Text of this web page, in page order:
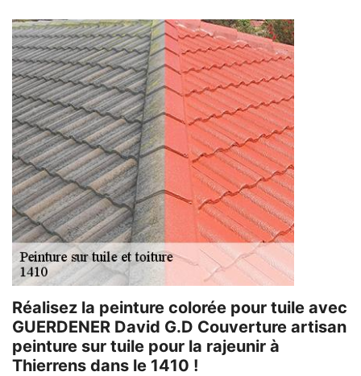
Réalisez la peinture colorée pour tuile avec
GUERDENER David G.D Couverture artisan
peinture sur tuile pour la rajeunir à
Thierrens dans le 1410 !